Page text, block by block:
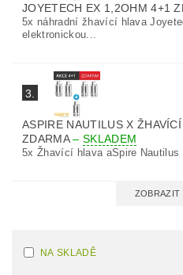
JOYETECH EX 1,2OHM 4+1
5x náhradní žhavící hlava
elektronickou...
3.
ASPIRE NAUTILUS X
ZDARMA–SKLADEM
5x Žhavící hlava aSpire Nautilus
ZOBRAZIT
NA SKLADĚ